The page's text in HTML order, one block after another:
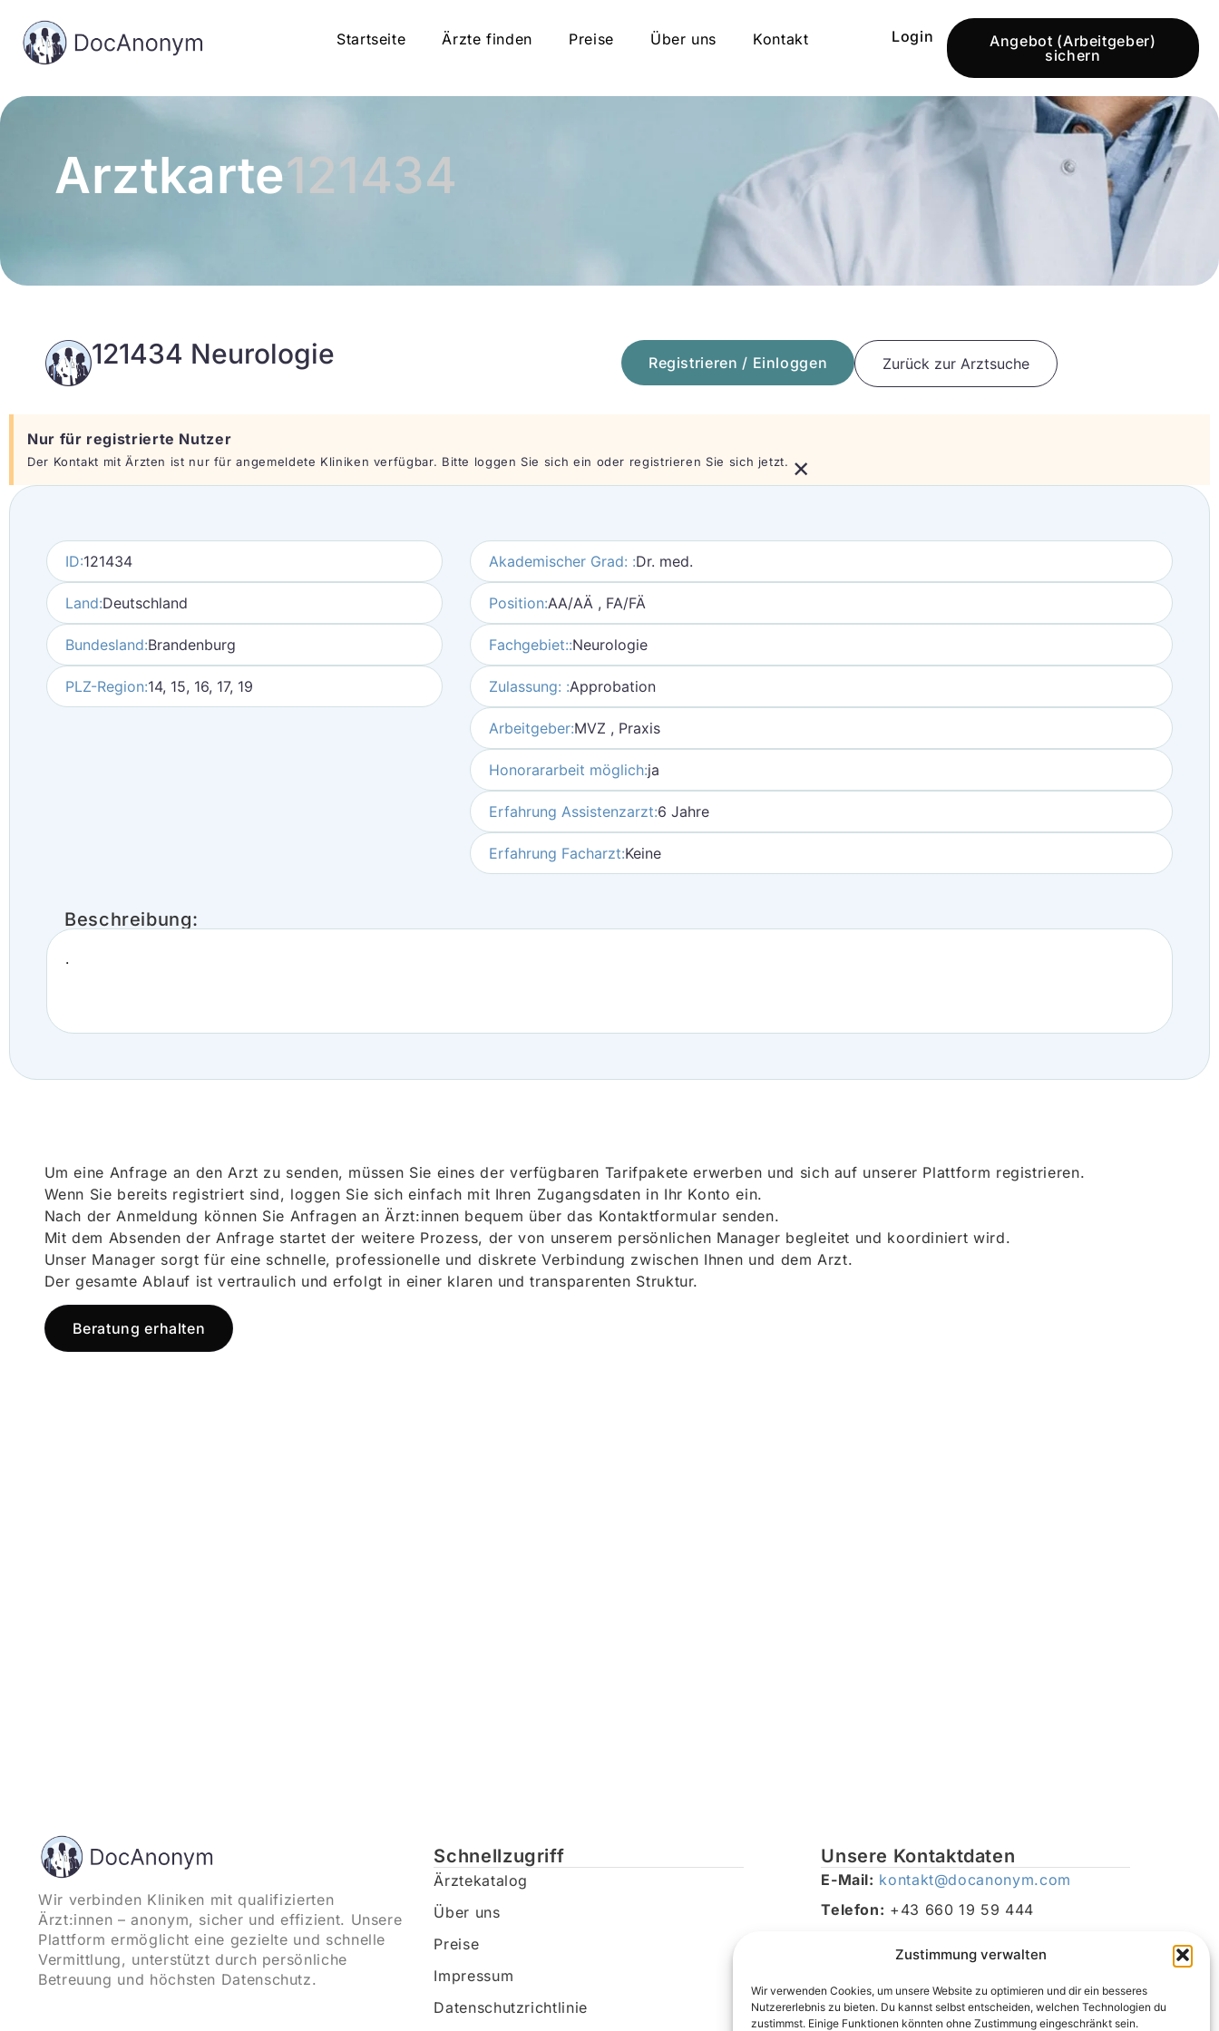
Zustimmung verwalten
Wir verwenden Cookies, um unsere Website zu optimieren und dir ein besseres
Nutzererlebnis zu bieten. Du kannst selbst entscheiden, welchen Technologien du
zustimmst. Einige Funktionen könnten ohne Zustimmung eingeschränkt sein.
Startseite Ärzte finden Preise Über uns Kontakt Login
Angebot (Arbeitgeber)
sichern
Arztkarte121434
121434 Neurologie Registrieren / Einloggen Zurück zur Arztsuche
Nur für registrierte Nutzer
Der Kontakt mit Ärzten ist nur für angemeldete Kliniken verfügbar. Bitte loggen Sie sich ein oder registrieren Sie sich jetzt. ×
ID:121434
Land:Deutschland
Bundesland:Brandenburg
PLZ-Region:14, 15, 16, 17, 19
Akademischer Grad: :Dr. med.
Position:AA/AÄ , FA/FÄ
Fachgebiet::Neurologie
Zulassung: :Approbation
Arbeitgeber:MVZ , Praxis
Honorararbeit möglich:ja
Erfahrung Assistenzarzt:6 Jahre
Erfahrung Facharzt:Keine
Beschreibung:
.
Um eine Anfrage an den Arzt zu senden, müssen Sie eines der verfügbaren Tarifpakete erwerben und sich auf unserer Plattform registrieren.
Wenn Sie bereits registriert sind, loggen Sie sich einfach mit Ihren Zugangsdaten in Ihr Konto ein.
Nach der Anmeldung können Sie Anfragen an Ärzt:innen bequem über das Kontaktformular senden.
Mit dem Absenden der Anfrage startet der weitere Prozess, der von unserem persönlichen Manager begleitet und koordiniert wird.
Unser Manager sorgt für eine schnelle, professionelle und diskrete Verbindung zwischen Ihnen und dem Arzt.
Der gesamte Ablauf ist vertraulich und erfolgt in einer klaren und transparenten Struktur.
Beratung erhalten
Wir verbinden Kliniken mit qualifizierten
Ärzt:innen – anonym, sicher und effizient. Unsere
Plattform ermöglicht eine gezielte und schnelle
Vermittlung, unterstützt durch persönliche
Betreuung und höchsten Datenschutz.
Schnellzugriff
Ärztekatalog
Über uns
Preise
Impressum
Datenschutzrichtlinie
Unsere Kontaktdaten
E-Mail: kontakt@docanonym.com
Telefon: +43 660 19 59 444
Traunsee, Österreich